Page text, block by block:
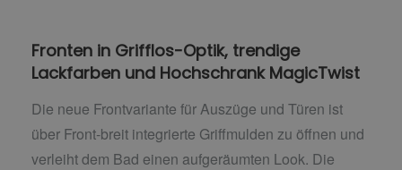
Fronten in Grifflos-Optik, trendige
Lackfarben und Hochschrank MagicTwist
Die neue Frontvariante für Auszüge und Türen ist
über Front-breit integrierte Griffmulden zu öffnen und
verleiht dem Bad einen aufgeräumten Look. Die